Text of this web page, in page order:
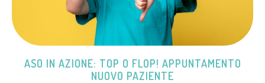
ASO IN AZIONE: TOP O FLOP! APPUNTAMENTO
NUOVO PAZIENTE